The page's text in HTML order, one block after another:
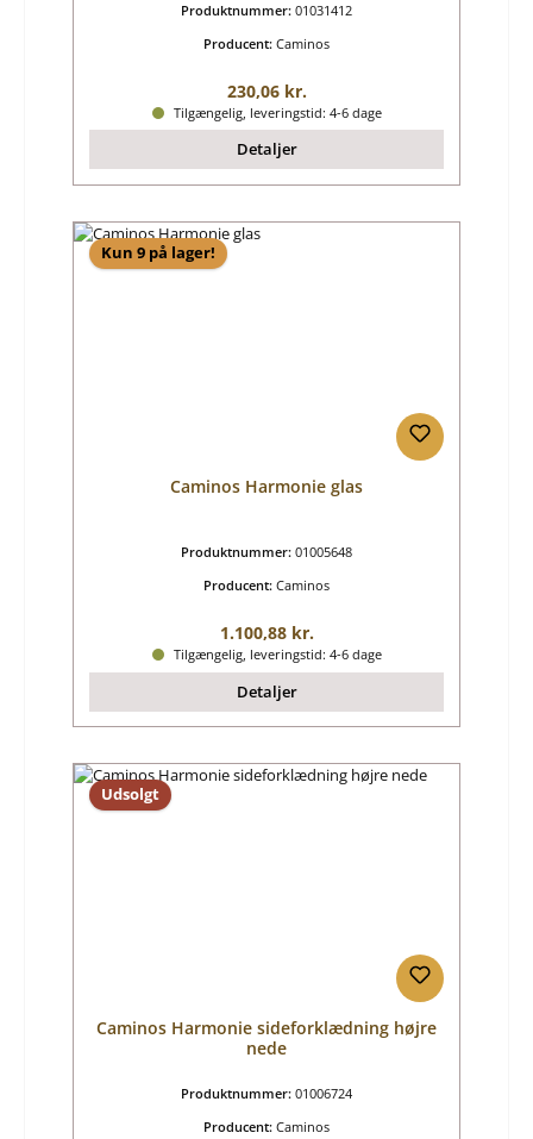
Produktnummer: 01031412
Producent: Caminos
Almindelig pris:
230,06 kr.
Tilgængelig, leveringstid: 4-6 dage
Detaljer
Kun 9 på lager!
Caminos Harmonie glas
Produktnummer: 01005648
Producent: Caminos
Almindelig pris:
1.100,88 kr.
Tilgængelig, leveringstid: 4-6 dage
Detaljer
Udsolgt
Caminos Harmonie sideforklædning højre
nede
Produktnummer: 01006724
Producent: Caminos